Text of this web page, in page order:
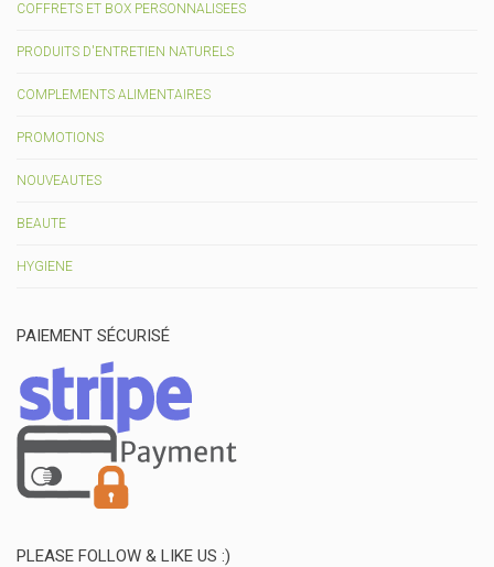
COFFRETS ET BOX PERSONNALISEES
PRODUITS D'ENTRETIEN NATURELS
COMPLEMENTS ALIMENTAIRES
PROMOTIONS
NOUVEAUTES
BEAUTE
HYGIENE
PAIEMENT SÉCURISÉ
PLEASE FOLLOW & LIKE US :)